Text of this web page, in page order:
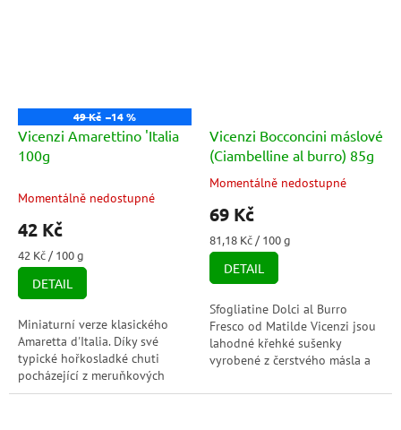
49 Kč –14 %
Vicenzi Amarettino 'Italia
100g
Momentálně nedostupné
42 Kč
Měrná
cena:
42 Kč / 100 g
DETAIL
Miniaturní verze klasického
Amaretta d'Italia. Díky své
typické hořkosladké chuti
pocházející z meruňkových
jader má ideální velikost pro
Vicenzi Bocconcini máslové
(Ciambelline al burro) 85g
Průměrné
produktu
je
5,0
5
hvězdiček.
Momentálně nedostupné
69 Kč
Měrná
cena:
81,18 Kč / 100 g
DETAIL
Sfogliatine Dolci al Burro
Fresco od Matilde Vicenzi jsou
lahodné křehké sušenky
vyrobené z čerstvého másla a
každodenní pochutnání.